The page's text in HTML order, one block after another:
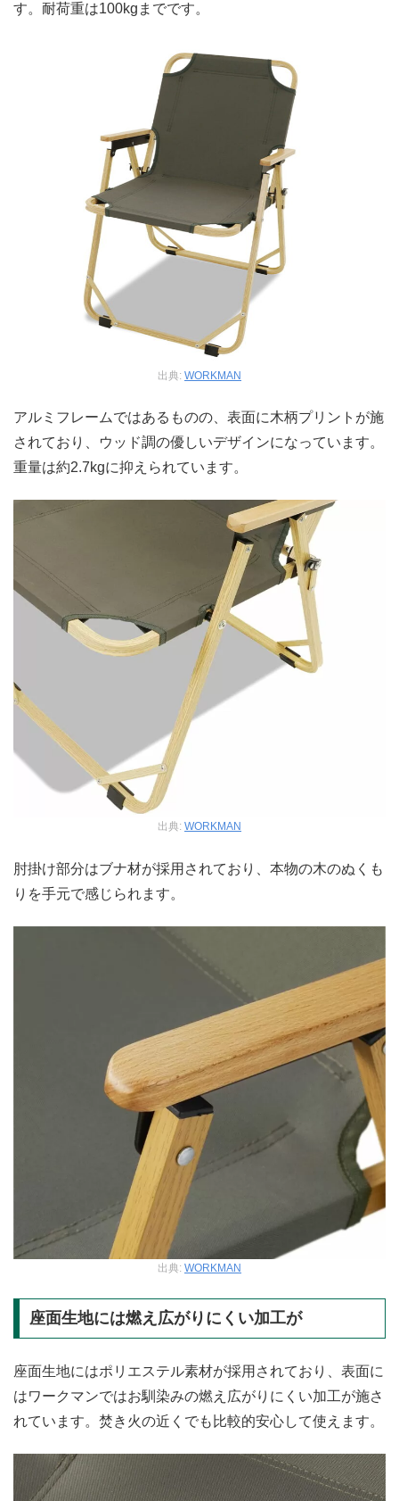
す。耐荷重は100kgまでです。
出典: WORKMAN
アルミフレームではあるものの、表面に木柄プリントが施
されており、ウッド調の優しいデザインになっています。
重量は約2.7kgに抑えられています。
出典: WORKMAN
肘掛け部分はブナ材が採用されており、本物の木のぬくも
りを手元で感じられます。
出典: WORKMAN
座面生地には燃え広がりにくい加工が
座面生地にはポリエステル素材が採用されており、表面に
はワークマンではお馴染みの燃え広がりにくい加工が施さ
れています。焚き火の近くでも比較的安心して使えます。